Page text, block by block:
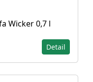
Wicker 0,7 l
Detail